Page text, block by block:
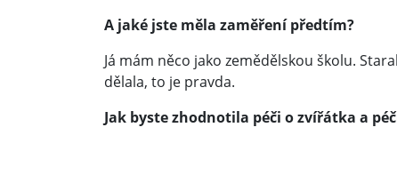
A jaké jste měla zaměření předtím?
Já mám něco jako zemědělskou školu.
dělala, to je pravda.
Jak byste zhodnotila péči o zvířátka a